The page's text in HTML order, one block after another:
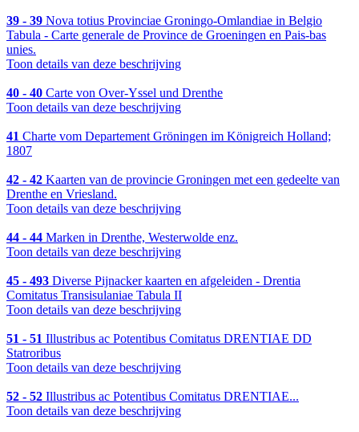
39 - 39 Nova totius Provinciae Groningo-Omlandiae in Belgio
Tabula - Carte generale de Province de Groeningen en Pais-bas
unies.
Toon details van deze beschrijving
40 - 40 Carte von Over-Yssel und Drenthe
Toon details van deze beschrijving
41 Charte vom Departement Gröningen im Königreich Holland;
1807
42 - 42 Kaarten van de provincie Groningen met een gedeelte van
Drenthe en Vriesland.
Toon details van deze beschrijving
44 - 44 Marken in Drenthe, Westerwolde enz.
Toon details van deze beschrijving
45 - 493 Diverse Pijnacker kaarten en afgeleiden - Drentia
Comitatus Transisulaniae Tabula II
Toon details van deze beschrijving
51 - 51 Illustribus ac Potentibus Comitatus DRENTIAE DD
Statroribus
Toon details van deze beschrijving
52 - 52 Illustribus ac Potentibus Comitatus DRENTIAE...
Toon details van deze beschrijving